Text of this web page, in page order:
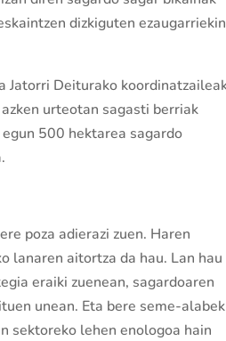
dizkiguten
Jatorri Deiturako
urteotan sagasti berriak
500 hektarea sagardo
poza adierazi zuen. Haren
lanaren aitortza da hau. Lan hau
eraiki zuenean, sagardoaren
unean. Eta bere seme-alabek
sektoreko lehen enologoa hain